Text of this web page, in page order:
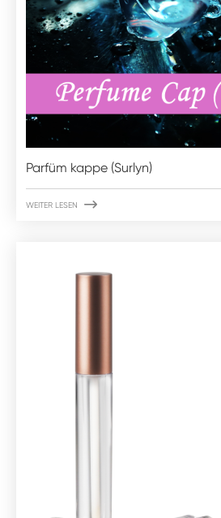
Parfüm kappe (Surlyn)
WEITER LESEN 